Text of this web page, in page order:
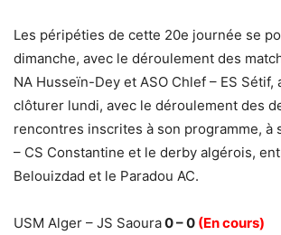
Les péripéties de cette 20e journée se
dimanche, avec le déroulement des
NA Husseïn-Dey et ASO Chlef – ES Sétif,
clôturer lundi, avec le déroulement des
rencontres inscrites à son programme, à
– CS Constantine et le derby algérois,
Belouizdad et le Paradou AC.
USM Alger – JS Saoura0 – 0 (En cours)